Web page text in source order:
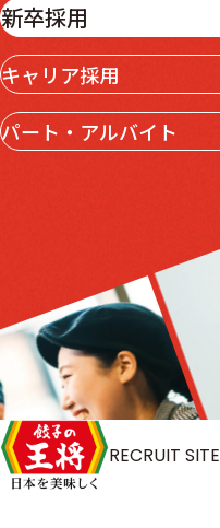
新卒採用
キャリア採用
パート・アルバイト
RECRUIT SITE